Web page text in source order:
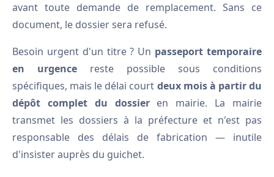
avant toute demande de remplacement. Sans ce
document, le dossier sera refusé.
Besoin urgent d'un titre ? Un passeport temporaire
en urgence reste possible sous conditions
spécifiques, mais le délai court deux mois à partir du
dépôt complet du dossieren mairie. La mairie
transmet les dossiers à la préfecture et n'est pas
responsable des délais de fabrication — inutile
d'insister auprès du guichet.